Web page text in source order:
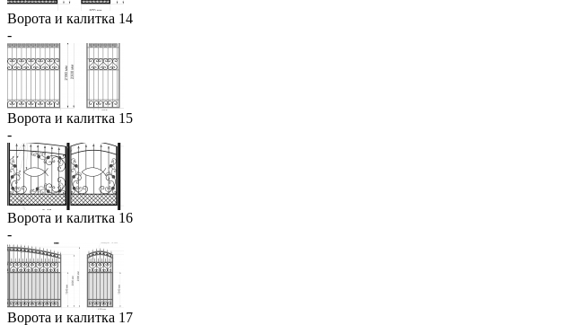
Ворота и калитка 14
-
Ворота и калитка 15
-
Ворота и калитка 16
-
Ворота и калитка 17